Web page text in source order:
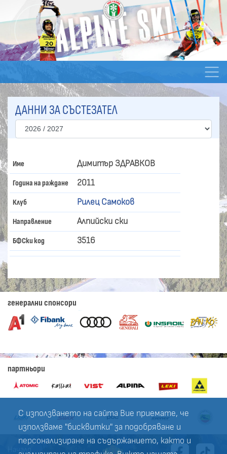
С използването на сайта Вие приемате, че
използваме "бисквитки" за подобряване и
персонализиране на съдържанието, както и
ДАННИ ЗА СЪСТЕЗАТЕЛ
Име Димитър ЗДРАВКОВ
Година на раждане 2011
Клуб Рилец Самоков
Направление Алпийски ски
БФСки код 3516
генерални спонсори
партньори